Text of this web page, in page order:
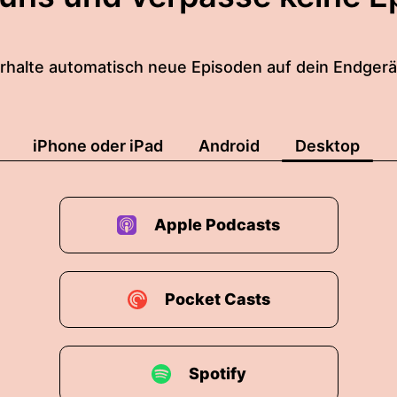
automatisch neue Episoden auf dein
iPhone oder iPad Android Desktop
Apple Podcasts
Pocket Casts
Spotify